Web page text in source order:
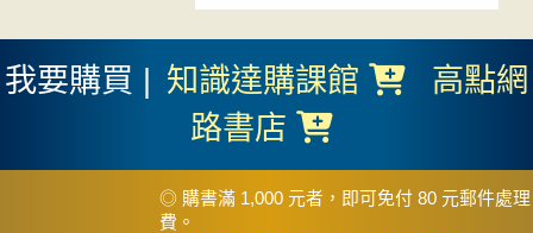
我要購買 | 知識達購課館
高點網
路書店
◎ 購書滿 1,000 元者，即可免付 80 元郵件處理
費。